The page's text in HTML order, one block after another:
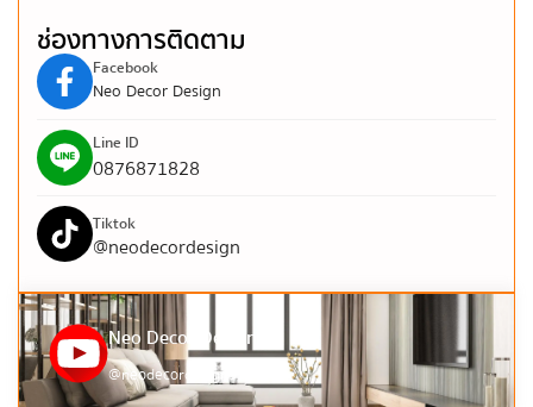
ช่องทางการติดตาม
Facebook
Neo Decor Design
Line ID
0876871828
Tiktok
@neodecordesign
Neo Decor Design
@neodecordesign9124